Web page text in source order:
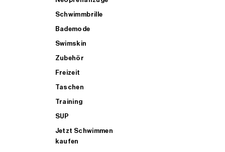
Schwimmbrille
Bademode
Swimskin
Zubehör
Freizeit
Taschen
Training
SUP
Jetzt Schwimmen
kaufen